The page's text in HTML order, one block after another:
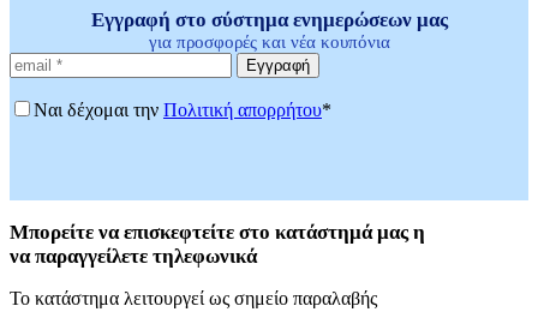
Εγγραφή στο σύστημα ενημερώσεων μας
για προσφορές και νέα κουπόνια
Εγγραφή
Ναι δέχομαι την Πολιτική απορρήτου*
Μπορείτε να επισκεφτείτε στο κατάστημά μας η
ναπαραγγείλετε τηλεφωνικά
Το κατάστημα λειτουργεί ως σημείο παραλαβής